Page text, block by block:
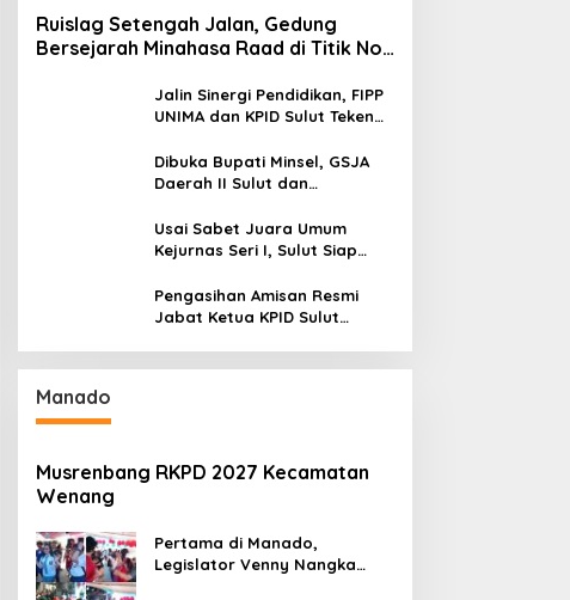
Ruislag Setengah Jalan, Gedung
Bersejarah Minahasa Raad di Titik Nol
Jalin Sinergi Pendidikan, FIPP
UNIMA dan KPID Sulut Teken
Antusias Serap Materi Literasi
Penyiaran
Dibuka Bupati Minsel, GSJA
Daerah II Sulut dan
Rakerda di Amurang
Usai Sabet Juara Umum
Kejurnas Seri I, Sulut Siap
Seri II Piala Presiden di
Tompaso
Pengasihan Amisan Resmi
Jabat Ketua KPID Sulut
Manado
Musrenbang RKPD 2027 Kecamatan
Wenang
Pertama di Manado,
Legislator Venny Nangka